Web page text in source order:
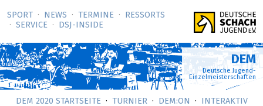
SPORT NEWS TERMINE
RESSORTS
SERVICE
DSJ-­INSIDE
DEM
Deutsche Jugend-
Einzelmeisterschaften
DEM 2020 STARTSEITE TURNIER DEM:ON
INTERAKTIV